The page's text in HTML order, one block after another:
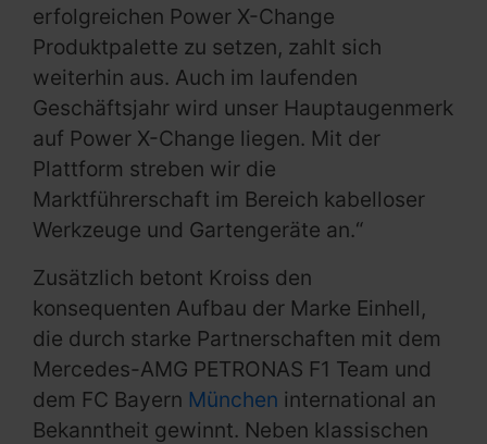
erfolgreichen Power X-Change
Produktpalette zu setzen, zahlt sich
weiterhin aus. Auch im laufenden
Geschäftsjahr wird unser Hauptaugenmerk
auf Power X-Change liegen. Mit der
Plattform streben wir die
Marktführerschaft im Bereich kabelloser
Werkzeuge und Gartengeräte an.“
Zusätzlich betont Kroiss den
konsequenten Aufbau der Marke Einhell,
die durch starke Partnerschaften mit dem
Mercedes-AMG PETRONAS F1 Team und
dem FC Bayern München international an
Bekanntheit gewinnt. Neben klassischen